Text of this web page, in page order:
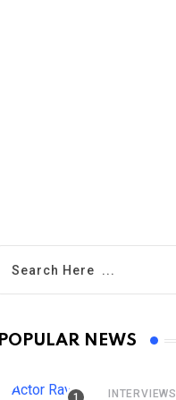
POPULAR NEWS
INTERVIEWS